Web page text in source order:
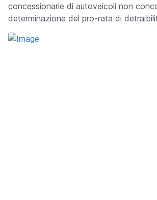
concessionarie di autoveicoli non
determinazione del pro-rata di